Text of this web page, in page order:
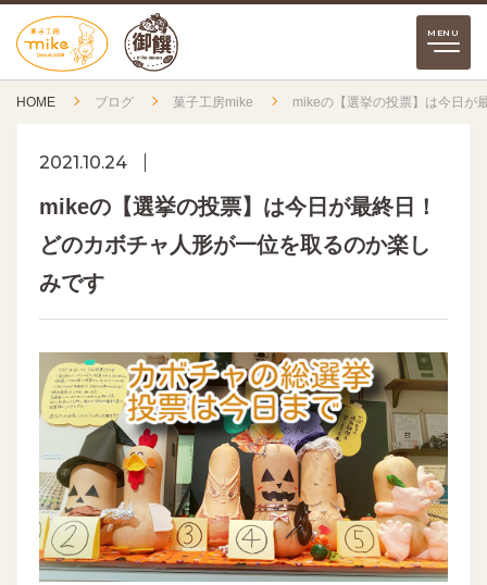
HOME ブログ 菓子工房mike mikeの【選挙の投票】は今日が
2021.10.24
mikeの【選挙の投票】は今日が最終日！
どのカボチャ人形が一位を取るのか楽し
みです